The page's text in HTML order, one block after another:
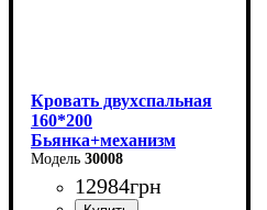
Кровать двухспальная
160*200
Бьянка+механизм
(светло-серая)
30008
12984грн